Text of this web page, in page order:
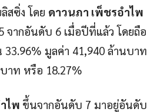
สซิ่ง โดย ดาวนภา เพ็ชรอำไพ
ากอันดับ 6 เมื่อปีที่แล้ว โดยถือ
มูลค่า 41,940 ล้านบาท
าท หรือ 18.27%
ไพ ขึ้นจากอันดับ 7 มาอยู่อันดับ